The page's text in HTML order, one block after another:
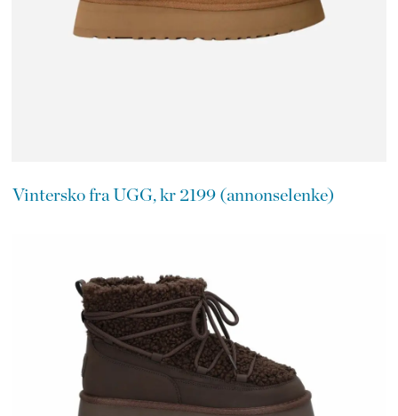
Vintersko fra UGG, kr 2199 (annonselenke)